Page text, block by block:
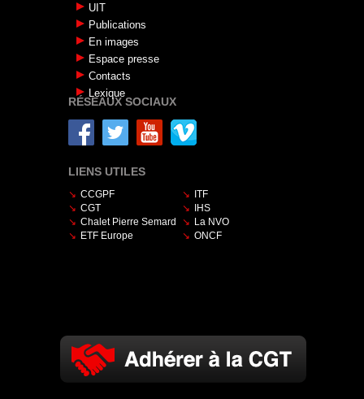
UIT
Publications
En images
Espace presse
Contacts
Lexique
RÉSEAUX SOCIAUX
LIENS UTILES
CCGPF
CGT
Chalet Pierre Semard
ETF Europe
ITF
IHS
La NVO
ONCF